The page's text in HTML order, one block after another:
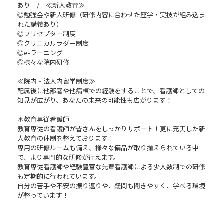
あり / ≪新人教育≫
◎勉強会や新人研修（研修内容に合わせた座学・実技が組み込ま
れた講義あり）
◎プリセプター制度
◎クリニカルラダー制度
◎e-ラーニング
◎様々な院内研修
≪院内・法人内留学制度≫
配属後に他部署や他病棟での経験をすることで、看護師としての
知見が広がり、あなたの未来の可能性も広がります！
＊教育専従看護師
教育専従の看護師が皆さんをしっかりサポート！更に充実した新
人教育の体制を整えております！
専用の研修ルームも備え、様々な備品が取り揃えられている中
で、より専門的な研修が行えます。
教育専従看護師や経験豊富な先輩看護師による少人数制での研修
も定期的に行われています。
自分の苦手や不安の振り返りや、疑問も聞きやすく、学べる環境
が整っています！